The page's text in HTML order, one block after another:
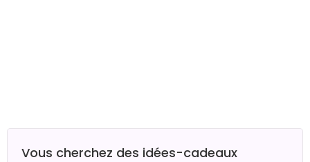
Vous cherchez des idées-cadeaux